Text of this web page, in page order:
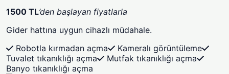
1500 TL’den başlayan fiyatlarla
Gider hattına uygun cihazlı müdahale.
Robotla kırmadan açma
Kameralı görüntüleme
Tuvalet tıkanıklığı açma
Mutfak tıkanıklığı açma
Banyo tıkanıklığı açma